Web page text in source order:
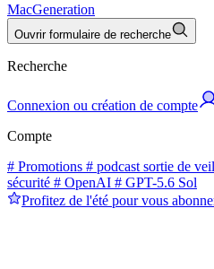
MacGeneration
Ouvrir formulaire de recherche
Recherche
Connexion ou création de compte
Compte
# Promotions # podcast sortie de
sécurité # OpenAI # GPT-5.6 Sol
Profitez de l'été pour vous